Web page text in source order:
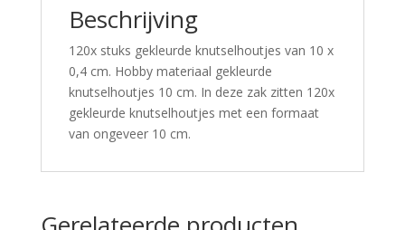
Beschrijving
120x stuks gekleurde knutselhoutjes van 10 x
0,4 cm. Hobby materiaal gekleurde
knutselhoutjes 10 cm. In deze zak zitten 120x
gekleurde knutselhoutjes met een formaat
van ongeveer 10 cm.